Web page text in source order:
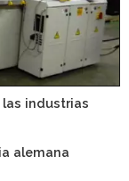
las industrias
alemana